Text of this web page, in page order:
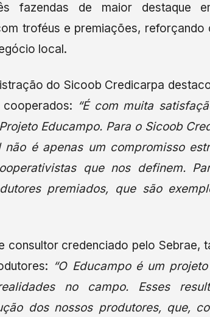
fazendas de maior destaque
troféus e premiações,
local.
do Sicoob Credicarpa
“É com muita
Educampo. Para o Sicoob
é apenas um compromisso
que nos definem.
premiados, que são
consultor credenciado pelo Sebrae,
“O Educampo é um
no campo. Esses
dos nossos produtores, que,